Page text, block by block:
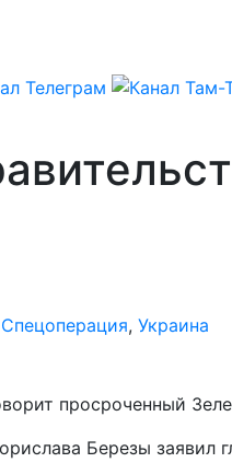
Спецоперация, Украина
просроченный
Березы заявил